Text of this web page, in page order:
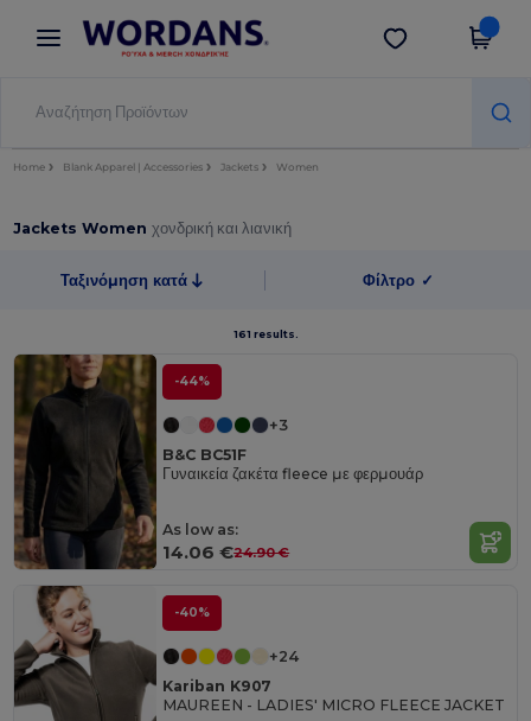
× Εφαρμογή Wordans
Καλύτερες τιμές στην εφαρμογή!
Λήψη app
Home Blank Apparel | Accessories Jackets Women
Jackets Womenχονδρική και λιανική
Ταξινόμηση κατά Φίλτρο ✓
161 results.
-44%
+3
B&C BC51F
Γυναικεία ζακέτα fleece με φερμουάρ
As low as:
14.06 €24.90 €
-40%
+24
Kariban K907
MAUREEN - LADIES' MICRO FLEECE JACKET